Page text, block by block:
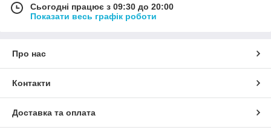
Сьогодні працює з 09:30 до 20:00
Показати весь графік роботи
Про нас
Контакти
Доставка та оплата